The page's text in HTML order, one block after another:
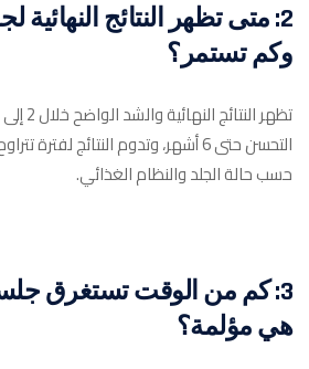
2: متى تظهر النتائج النهائية
وكم تستمر؟
التحسن حتى 6 أشهر، وتدوم النتائج
حسب حالة الجلد والنظام الغذائي.
3: كم من الوقت تستغرق
هي مؤلمة؟